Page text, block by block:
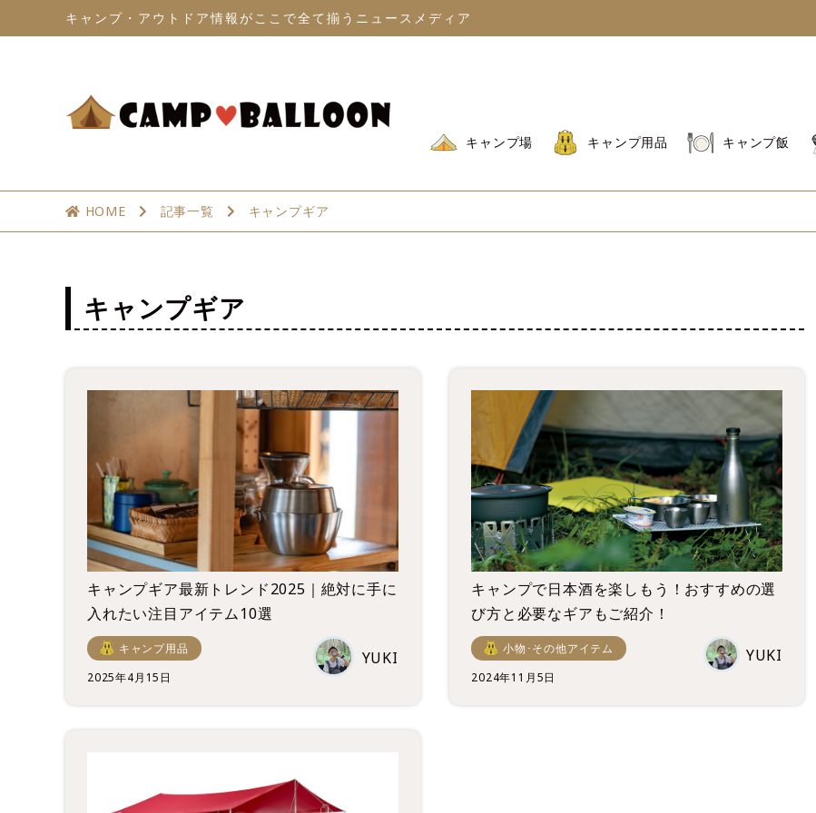
キャンプ・アウトドア情報がここで全て揃うニュースメディア
キャンプ場 キャンプ用品 キャンプ飯
HOME 記事一覧 キャンプギア
キャンプギア
キャンプギア最新トレンド2025｜絶対に手に
入れたい注目アイテム10選
キャンプ用品
2025年4月15日
YUKI
キャンプで日本酒を楽しもう！おすすめの選
び方と必要なギアもご紹介！
小物･その他アイテム
2024年11月5日
YUKI